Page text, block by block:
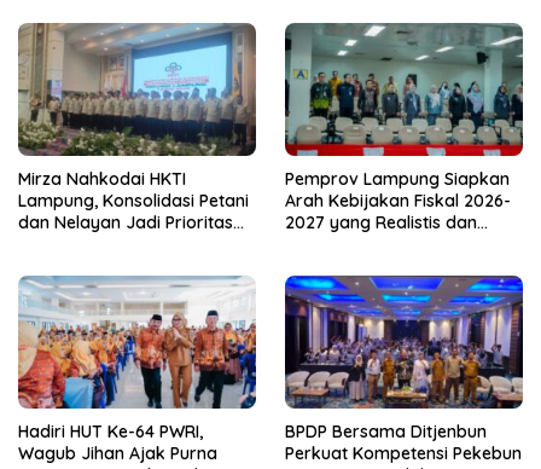
dari Desa
Mirza Nahkodai HKTI
Lampung, Konsolidasi Petani
dan Nelayan Jadi Prioritas
Pemprov Lampung Siapkan
Arah Kebijakan Fiskal 2026-
2027 yang Realistis dan
Hadiri HUT Ke-64 PWRI,
Wagub Jihan Ajak Purna
BPDP Bersama Ditjenbun
Perkuat Kompetensi Pekebun